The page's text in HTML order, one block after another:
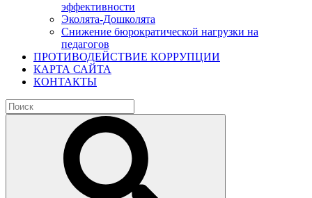
эффективности
Эколята-Дошколята
Снижение бюрократической нагрузки на
педагогов
ПРОТИВОДЕЙСТВИЕ КОРРУПЦИИ
КАРТА САЙТА
КОНТАКТЫ